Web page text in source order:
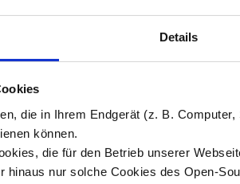
Details
die in Ihrem Endgerät (z. B.
können.
die für den Betrieb unserer
hinaus nur solche Cookies des Open-
di
materiale fotografico sono